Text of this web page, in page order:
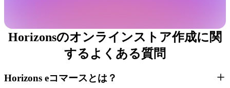
Horizonsのオンラインストア作成に関
するよくある質問
Horizons eコマースとは？